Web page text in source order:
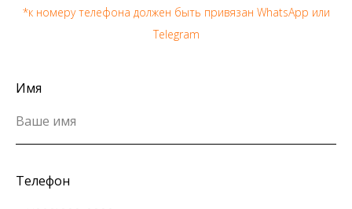
*к номеру телефона должен быть привязан WhatsApp или
Telegram
Имя
Телефон